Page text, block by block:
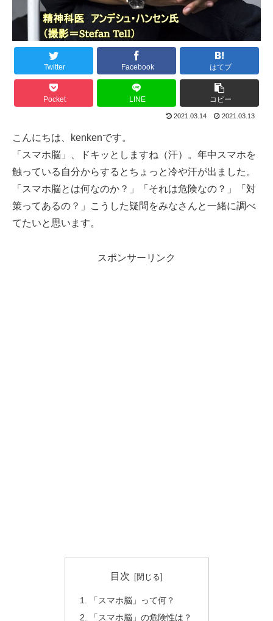
Twitter Facebook はてブ
Pocket LINE コピー
2021.03.14 2021.03.13
こんにちは、kenkenです。
「スマホ脳」、ドキッとしますね（汗）。年中スマホを
触っている自分からするとちょっと冷や汗が出ました。
「スマホ脳とは何なのか？」「それは危険なの？」「対
策ってあるの？」こうした疑問をみなさんと一緒に調べ
てたいと思います。
スポンサーリンク
目次
「スマホ脳」って何？
「スマホ脳」の危険性は？